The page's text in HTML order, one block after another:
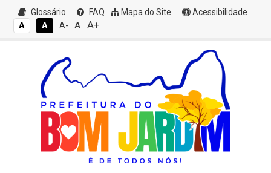
Glossário FAQ Mapa do Site
Acessibilidade
A
A A- A A+